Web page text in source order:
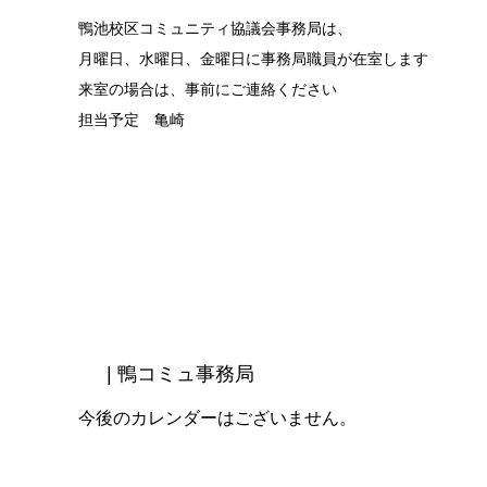
鴨池校区コミュニティ協議会事務局は、
月曜日、水曜日、金曜日に事務局職員が在室します
来室の場合は、事前にご連絡ください
担当予定 亀崎
| 鴨コミュ事務局
今後のカレンダーはございません。